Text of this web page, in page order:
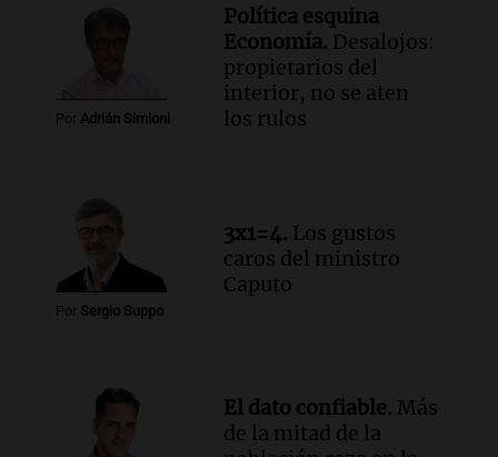
Por Adrián Simioni
Política esquina
Economía. Desalojos:
propietarios del
interior, no se aten
los rulos
Por Sergio Suppo
3x1=4. Los gustos
caros del ministro
Caputo
El dato confiable. Más
de la mitad de la